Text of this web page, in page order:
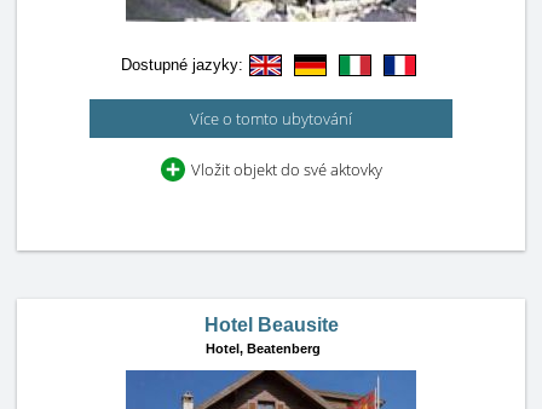
Dostupné jazyky:
Více o tomto ubytování
Vložit objekt do své aktovky
Hotel Beausite
Hotel, Beatenberg